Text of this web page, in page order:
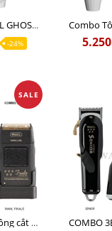
Combo Tông Đơ JRL GHOST 1 Limited Edition Chính Hãng USA
-24%
SALE
COMBO 3A USA l Tông cắt MAGIC + Tông viền DETAILER PRO LI + Cạo khô FINALE